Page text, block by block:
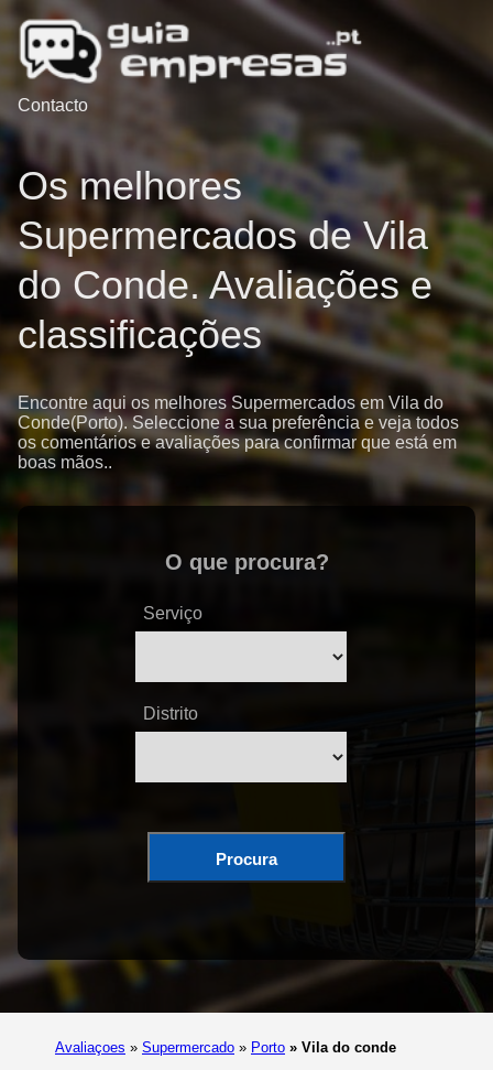
Contacto
Os melhores
Supermercados de Vila
do Conde. Avaliações e
classificações
Encontre aqui os melhores Supermercados em Vila do
Conde(Porto). Seleccione a sua preferência e veja todos
os comentários e avaliações para confirmar que está em
boas mãos..
O que procura?
Serviço
Distrito
Procura
Avaliaçoes » Supermercado » Porto » Vila do conde